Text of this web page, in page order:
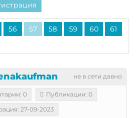
56 57 58 59 60 61
не в сети давно
0
Публикации: 0
27-09-2023